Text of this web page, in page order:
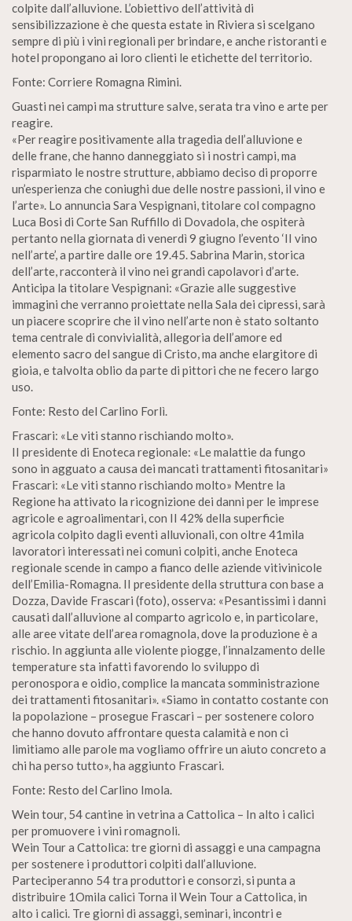
colpite dall’alluvione. L’obiettivo dell’attività di
sensibilizzazione è che questa estate in Riviera si scelgano
sempre di più i vini regionali per brindare, e anche ristoranti e
hotel propongano ai loro clienti le etichette del territorio.
Fonte: Corriere Romagna Rimini.
Guasti nei campi ma strutture salve, serata tra vino e arte per
reagire.
«Per reagire positivamente alla tragedia dell’alluvione e
delle frane, che hanno danneggiato sì i nostri campi, ma
risparmiato le nostre strutture, abbiamo deciso di proporre
un’esperienza che coniughi due delle nostre passioni, il vino e
l’arte». Lo annuncia Sara Vespignani, titolare col compagno
Luca Bosi di Corte San Ruffillo di Dovadola, che ospiterà
pertanto nella giornata di venerdì 9 giugno l’evento ‘II vino
nell’arte’, a partire dalle ore 19.45. Sabrina Marin, storica
dell’arte, racconterà il vino nei grandi capolavori d’arte.
Anticipa la titolare Vespignani: «Grazie alle suggestive
immagini che verranno proiettate nella Sala dei cipressi, sarà
un piacere scoprire che il vino nell’arte non è stato soltanto
tema centrale di convivialità, allegoria dell’amore ed
elemento sacro del sangue di Cristo, ma anche elargitore di
gioia, e talvolta oblio da parte di pittori che ne fecero largo
uso.
Fonte: Resto del Carlino Forlì.
Frascari: «Le viti stanno rischiando molto».
II presidente di Enoteca regionale: «Le malattie da fungo
sono in agguato a causa dei mancati trattamenti fitosanitari»
Frascari: «Le viti stanno rischiando molto» Mentre la
Regione ha attivato la ricognizione dei danni per le imprese
agricole e agroalimentari, con II 42% della superficie
agricola colpito dagli eventi alluvionali, con oltre 41mila
lavoratori interessati nei comuni colpiti, anche Enoteca
regionale scende in campo a fianco delle aziende vitivinicole
dell’Emilia-Romagna. II presidente della struttura con base a
Dozza, Davide Frascari (foto), osserva: «Pesantissimi i danni
causati dall’alluvione al comparto agricolo e, in particolare,
alle aree vitate dell’area romagnola, dove la produzione è a
rischio. In aggiunta alle violente piogge, l’innalzamento delle
temperature sta infatti favorendo lo sviluppo di
peronospora e oidio, complice la mancata somministrazione
dei trattamenti fitosanitari». «Siamo in contatto costante con
la popolazione – prosegue Frascari – per sostenere coloro
che hanno dovuto affrontare questa calamità e non ci
limitiamo alle parole ma vogliamo offrire un aiuto concreto a
chi ha perso tutto», ha aggiunto Frascari.
Fonte: Resto del Carlino Imola.
Wein tour, 54 cantine in vetrina a Cattolica – In alto i calici
per promuovere i vini romagnoli.
Wein Tour a Cattolica: tre giorni di assaggi e una campagna
per sostenere i produttori colpiti dall’alluvione.
Parteciperanno 54 tra produttori e consorzi, si punta a
distribuire 1Omila calici Torna il Wein Tour a Cattolica, in
alto i calici. Tre giorni di assaggi, seminari, incontri e